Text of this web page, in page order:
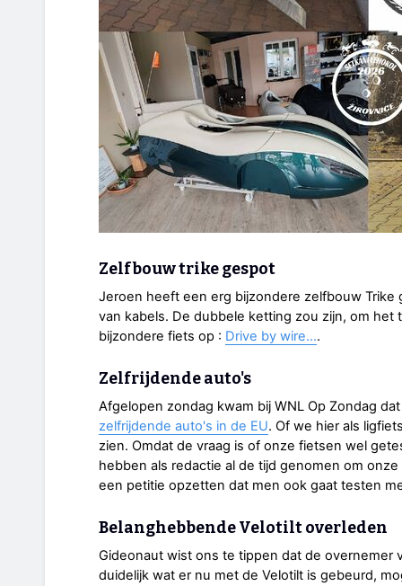
Zelfbouw trike gespot
Jeroen heeft een erg bijzondere zelfbouw
van kabels. De dubbele ketting zou zijn, om
bijzondere fiets op : Drive by wire....
Zelfrijdende auto's
Afgelopen zondag kwam bij WNL Op Zondag
zelfrijdende auto's in de EU. Of we hier als
zien. Omdat de vraag is of onze fietsen wel
hebben als redactie al de tijd genomen om
een petitie opzetten dat men ook gaat testen
Belanghebbende Velotilt overleden
Gideonaut wist ons te tippen dat de overnemer
duidelijk wat er nu met de Velotilt is gebeurd,